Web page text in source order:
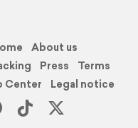
About us
Press
Terms
Center
Legal notice